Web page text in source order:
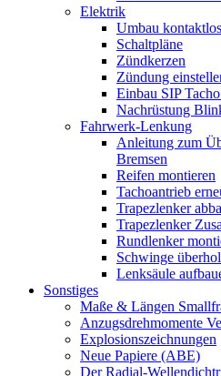
Elektrik
Umbau
Schaltpläne
Zündkerzen
Zündung
Einbau SIP
Nachrüstung
Fahrwerk-Lenkung
Anleitung zum
Bremsen
Reifen montieren
Tachoantrieb
Trapezlenker
Trapezlenker
Rundlenker
Schwinge
Lenksäule
Sonstiges
Maße & Längen
Anzugsdrehmomente
Explosionszeichnungen
Neue Papiere (ABE)
Der Radial-